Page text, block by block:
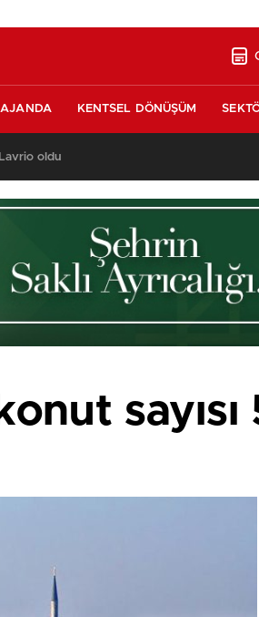
AJANDA KENTSEL DÖNÜŞÜM
400 milyon liraya!